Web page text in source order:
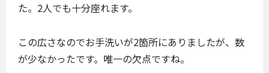
た。2人でも十分座れます。
この広さなのでお手洗いが2箇所にありましたが、数
が少なかったです。唯一の欠点ですね。